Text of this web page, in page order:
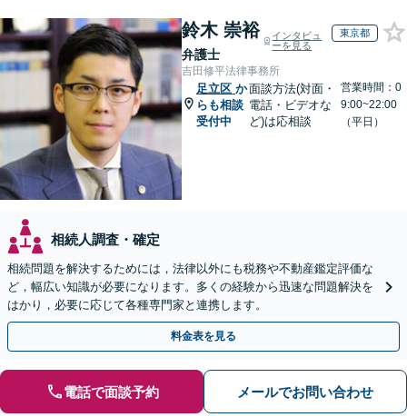
鈴木 崇裕
弁護士
インタビュ
ーを見る
東京都
吉田修平法律事務所
足立区 か
らも相談
受付中
面談方法(対面・
電話・ビデオな
ど)は応相談
営業時間：0
9:00~22:00
（平日）
相続人調査・確定
相続問題を解決するためには，法律以外にも税務や不動産鑑定評価な
ど，幅広い知識が必要になります。多くの経験から迅速な問題解決を
はかり，必要に応じて各種専門家と連携します。
料金表を見る
電話で面談予約 メールでお問い合わせ